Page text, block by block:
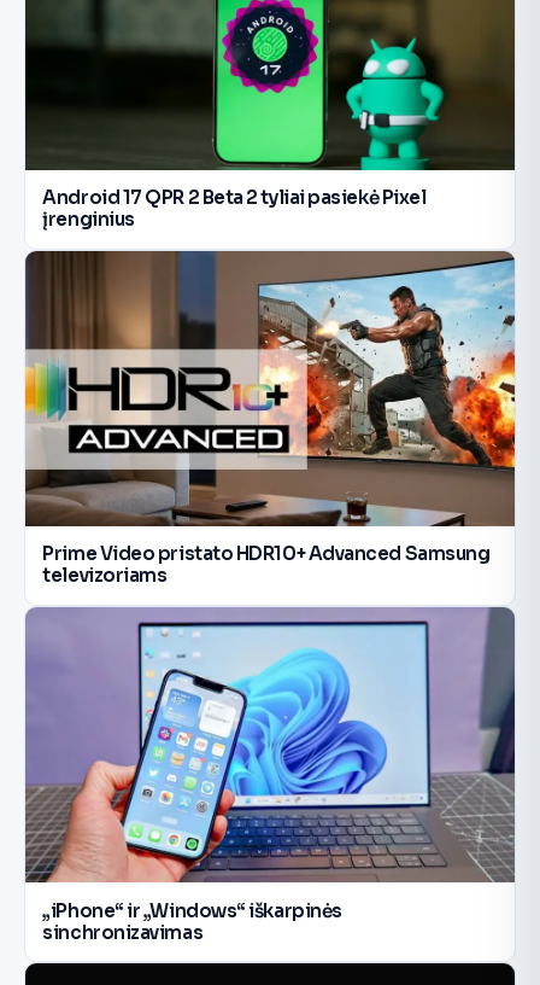
Android 17 QPR 2 Beta 2 tyliai pasiekė Pixel
įrenginius
Prime Video pristato HDR10+ Advanced Samsung
televizoriams
„iPhone“ ir „Windows“ iškarpinės
sinchronizavimas